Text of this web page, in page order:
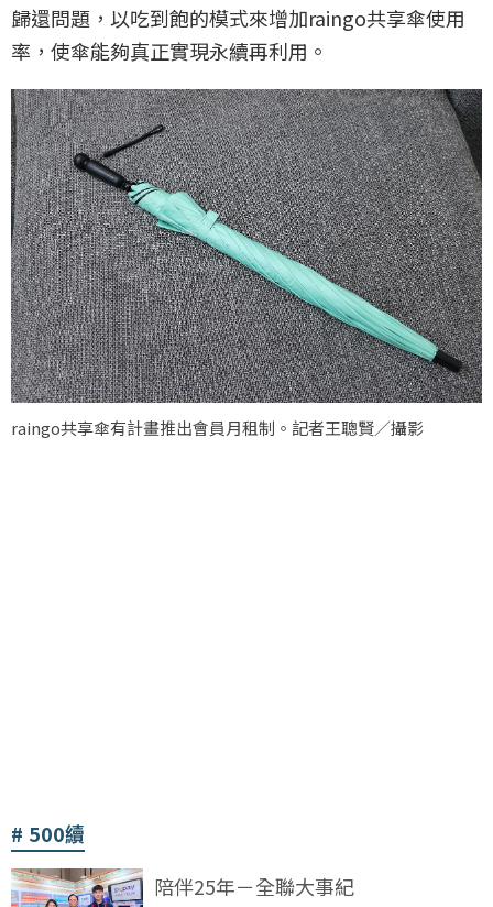
歸還問題，以吃到飽的模式來增加raingo共享傘使用
率，使傘能夠真正實現永續再利用。
raingo共享傘有計畫推出會員月租制。記者王聰賢／攝影
500續
陪伴25年－全聯大事紀